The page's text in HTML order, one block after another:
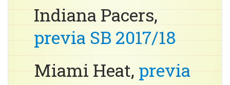
Indiana Pacers,
previa SB 2017/18
Miami Heat, previa